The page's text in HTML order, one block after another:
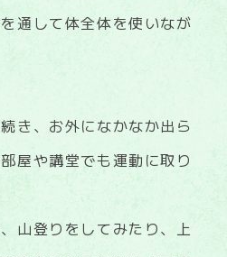
通して体全体を使いなが
き、お外になかなか出ら
屋や講堂でも運動に取り
山登りをしてみたり、上